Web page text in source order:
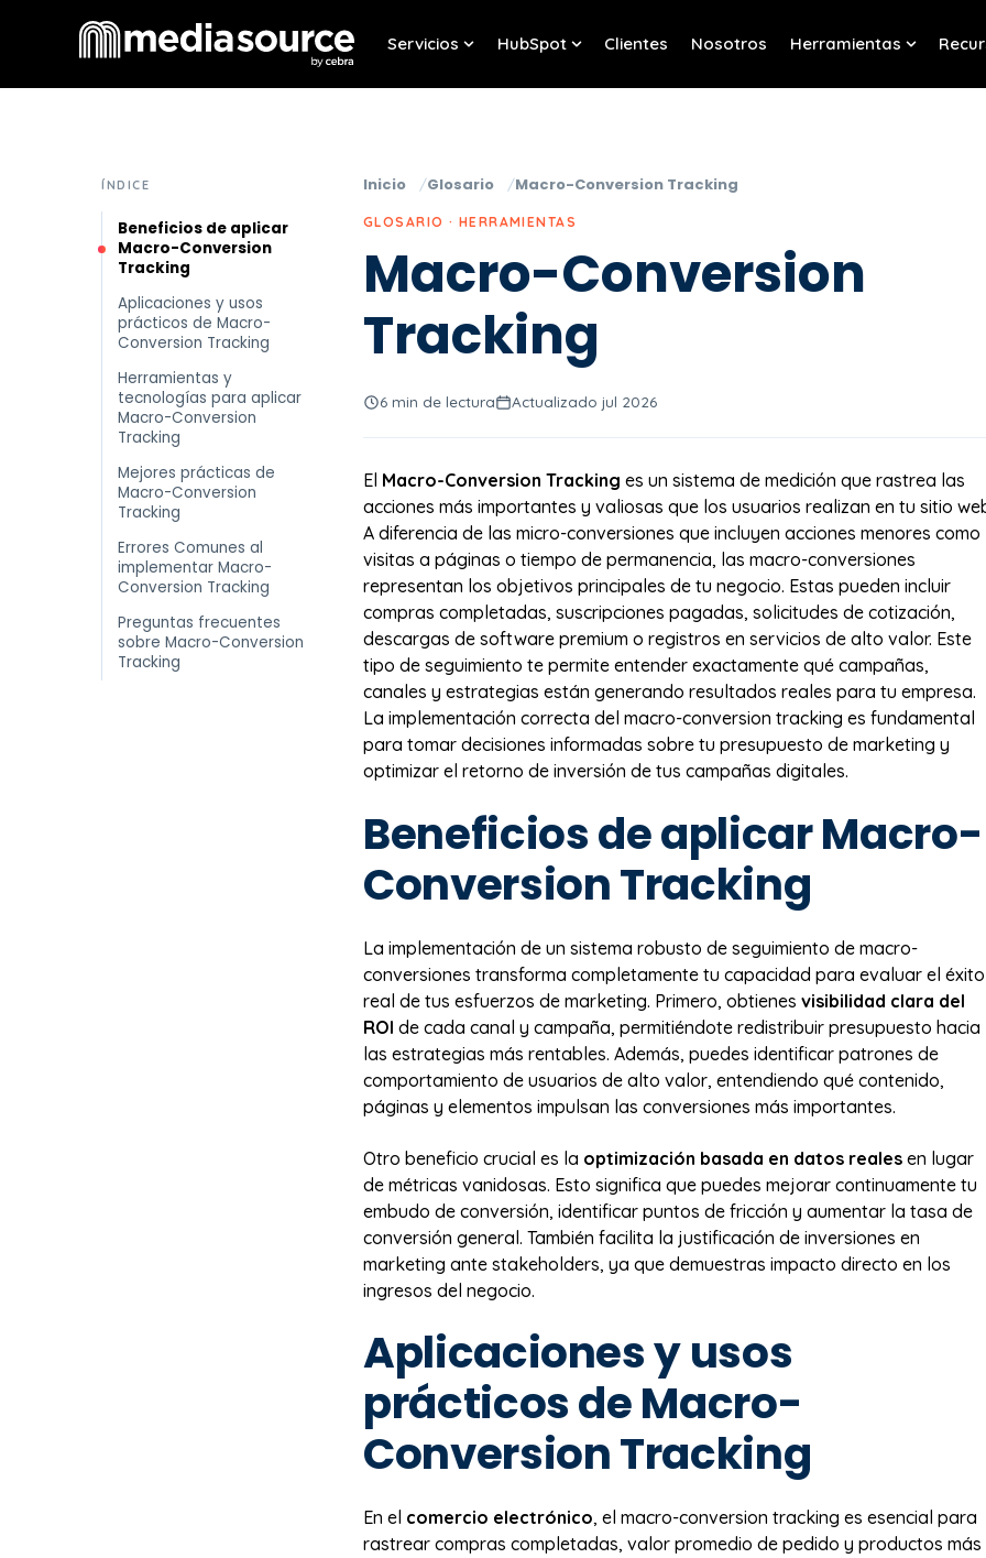
Servicios
Show submenu for Servicios
HubSpot
Show submenu for HubSpot
Clientes Nosotros Herramientas
Show
ÍNDICE
Beneficios de aplicar
Macro-Conversion
Tracking
Aplicaciones y usos
prácticos de Macro-
Conversion Tracking
Herramientas y
tecnologías para aplicar
Macro-Conversion
Tracking
Mejores prácticas de
Macro-Conversion
Tracking
Errores Comunes al
implementar Macro-
Conversion Tracking
Preguntas frecuentes
sobre Macro-Conversion
Tracking
Inicio Glosario Macro-Conversion Tracking
GLOSARIO · HERRAMIENTAS
Macro-Conversion
Tracking
6 min de lectura Actualizado jul 2026
El Macro-Conversion Tracking es un sistema de medición que rastrea las
acciones más importantes y valiosas que los usuarios realizan en tu sitio
A diferencia de las micro-conversiones que incluyen acciones menores como
visitas a páginas o tiempo de permanencia, las macro-conversiones
representan los objetivos principales de tu negocio. Estas pueden incluir
compras completadas, suscripciones pagadas, solicitudes de cotización,
descargas de software premium o registros en servicios de alto valor. Este
tipo de seguimiento te permite entender exactamente qué campañas,
canales y estrategias están generando resultados reales para tu empresa.
La implementación correcta del macro-conversion tracking es fundamental
para tomar decisiones informadas sobre tu presupuesto de marketing y
optimizar el retorno de inversión de tus campañas digitales.
Beneficios de aplicar Macro-
Conversion Tracking
La implementación de un sistema robusto de seguimiento de macro-
conversiones transforma completamente tu capacidad para evaluar el éxito
real de tus esfuerzos de marketing. Primero, obtienes visibilidad clara del
ROI de cada canal y campaña, permitiéndote redistribuir presupuesto hacia
las estrategias más rentables. Además, puedes identificar patrones de
comportamiento de usuarios de alto valor, entendiendo qué contenido,
páginas y elementos impulsan las conversiones más importantes.
Otro beneficio crucial es la optimización basada en datos reales en lugar
de métricas vanidosas. Esto significa que puedes mejorar continuamente tu
embudo de conversión, identificar puntos de fricción y aumentar la tasa de
conversión general. También facilita la justificación de inversiones en
marketing ante stakeholders, ya que demuestras impacto directo en los
ingresos del negocio.
Aplicaciones y usos
prácticos de Macro-
Conversion Tracking
En el comercio electrónico, el macro-conversion tracking es esencial para
rastrear compras completadas, valor promedio de pedido y productos más